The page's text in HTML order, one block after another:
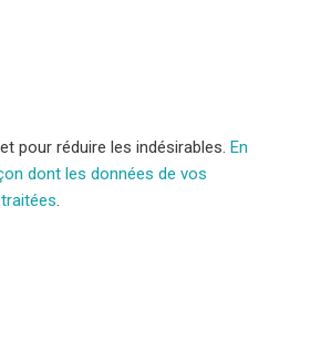
pour réduire les indésirables. En
dont les données de vos
.